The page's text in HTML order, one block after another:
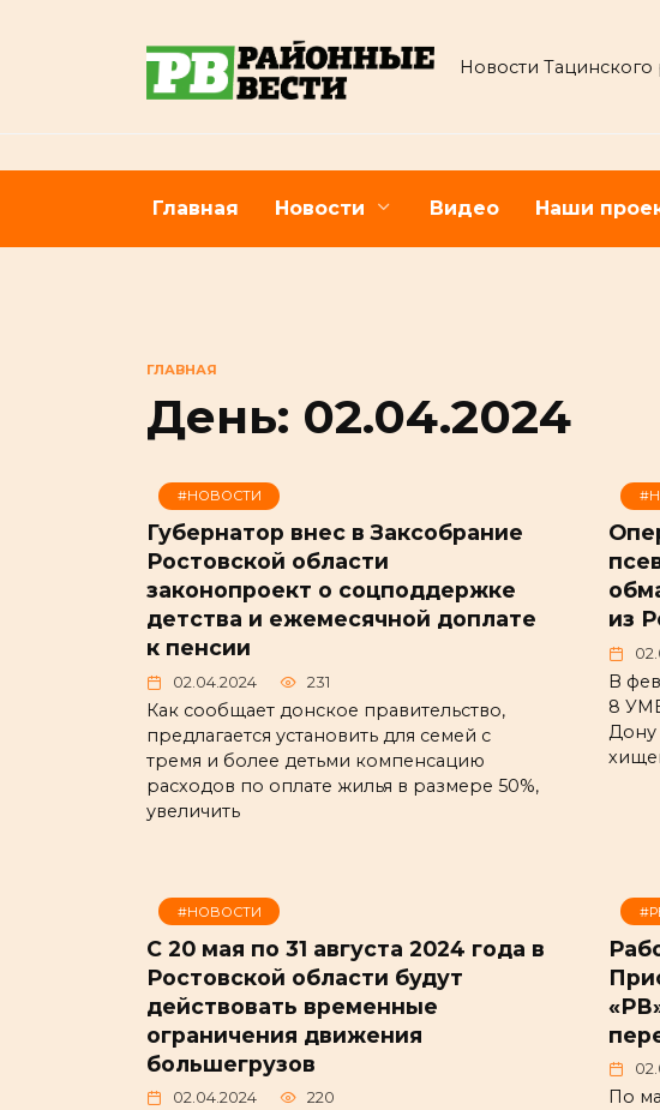
Новости Тацинского
Главная Новости Видео Наши
ГЛАВНАЯ
День: 02.04.2024
#НОВОСТИ
Губернатор внес в Заксобрание
Ростовской области
законопроект о соцподдержке
детства и ежемесячной доплате
к пенсии
02.04.2024 231
Как сообщает донское правительство,
предлагается установить для семей с
тремя и более детьми компенсацию
расходов по оплате жилья в размере 50%,
увеличить
из
В
8
Дону
#НОВОСТИ
С 20 мая по 31 августа 2024 года в
Ростовской области будут
действовать временные
ограничения движения
большегрузов
02.04.2024 220
По